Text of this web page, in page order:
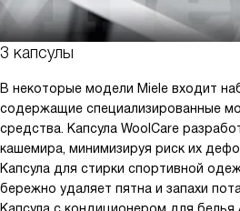
3 капсулы
В некоторые модели Miele входит
содержащие специализированные
средства. Капсула WoolCare
кашемира, минимизируя риск их
Капсула для стирки спортивной
бережно удаляет пятна и запахи